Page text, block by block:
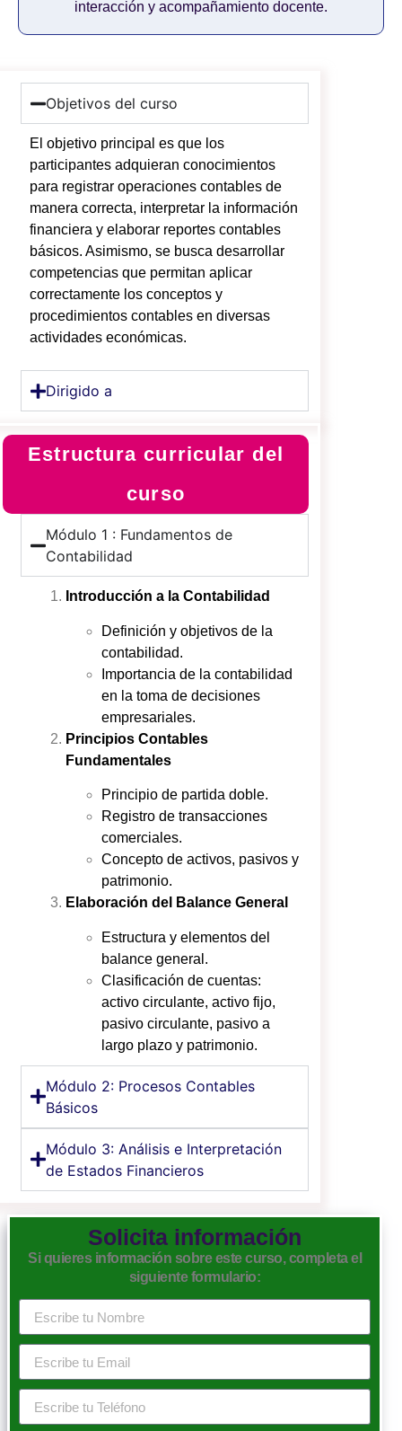
interacción y acompañamiento docente.
Objetivos del curso
El objetivo principal es que los
participantes adquieran conocimientos
para registrar operaciones contables de
manera correcta, interpretar la información
financiera y elaborar reportes contables
básicos. Asimismo, se busca desarrollar
competencias que permitan aplicar
correctamente los conceptos y
procedimientos contables en diversas
actividades económicas.
Dirigido a
Estructura curricular del
curso
Módulo 1 : Fundamentos de
Contabilidad
Introducción a la Contabilidad
Definición y objetivos de la
contabilidad.
Importancia de la contabilidad
en la toma de decisiones
empresariales.
Principios Contables
Fundamentales
Principio de partida doble.
Registro de transacciones
comerciales.
Concepto de activos, pasivos y
patrimonio.
Elaboración del Balance General
Estructura y elementos del
balance general.
Clasificación de cuentas:
activo circulante, activo fijo,
pasivo circulante, pasivo a
largo plazo y patrimonio.
Módulo 2: Procesos Contables
Básicos
Módulo 3: Análisis e Interpretación
de Estados Financieros
Solicita información
Si quieres información sobre este curso, completa el
siguiente formulario: